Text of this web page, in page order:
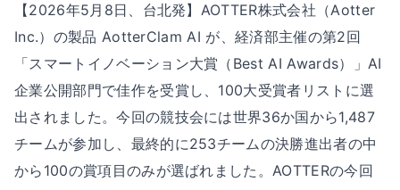
【2026年5月8日、台北発】AOTTER株式会社（Aotter
Inc.）の製品 AotterClam AI が、経済部主催の第2回
「スマートイノベーション大賞（Best AI Awards）」AI
企業公開部門で佳作を受賞し、100大受賞者リストに選
出されました。今回の競技会には世界36か国から1,487
チームが参加し、最終的に253チームの決勝進出者の中
から100の賞項目のみが選ばれました。AOTTERの今回